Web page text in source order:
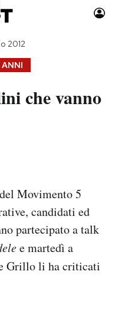
Moda
Europa
Altrecose
Mondiali calcio 2026
ANNI
2012
che vanno
Movimento 5
candidati ed
partecipato a talk
e martedì a
Grillo li ha criticati